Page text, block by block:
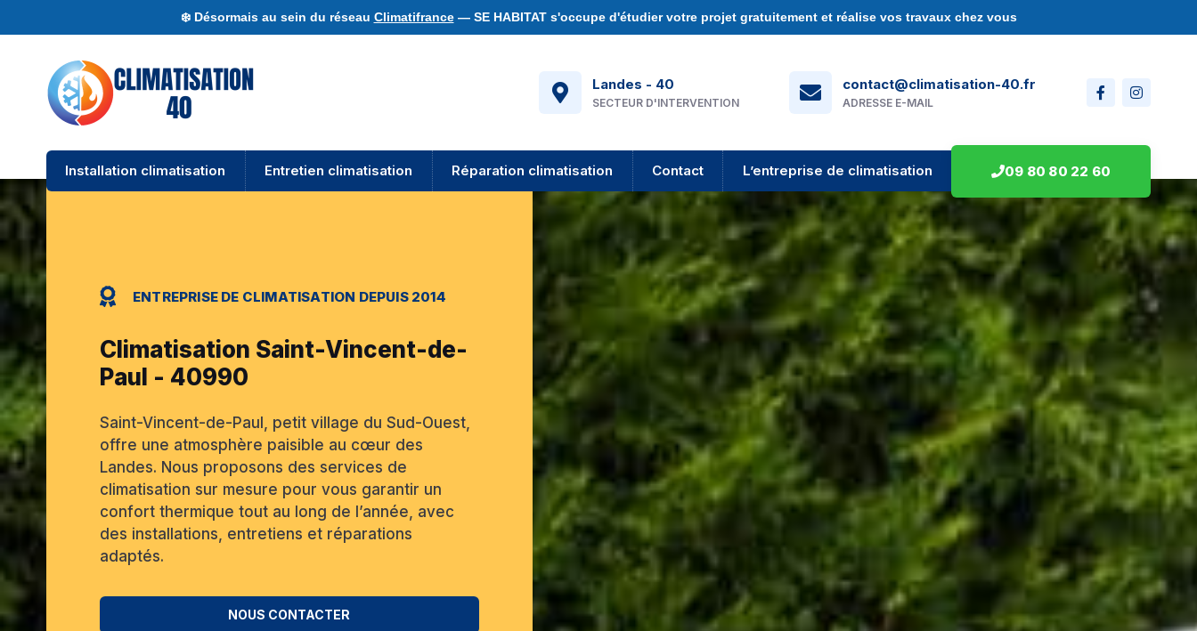
❄️ Désormais au sein du réseau Climatifrance— SE HABITAT s'occupe d'étudier votre projet gratuitement et réalise vos travaux chez vous
Landes - 40
SECTEUR D'INTERVENTION
contact@climatisation-40.fr
ADRESSE E-MAIL
Installation climatisation Entretien climatisation Réparation climatisation Contact L’entreprise de climatisation 09 80 80 22 60
ENTREPRISE DE CLIMATISATION DEPUIS 2014
Climatisation Saint-Vincent-de-
Paul - 40990
Saint-Vincent-de-Paul, petit village du Sud-Ouest,
offre une atmosphère paisible au cœur des
Landes. Nous proposons des services de
climatisation sur mesure pour vous garantir un
confort thermique tout au long de l’année, avec
des installations, entretiens et réparations
adaptés.
NOUS CONTACTER